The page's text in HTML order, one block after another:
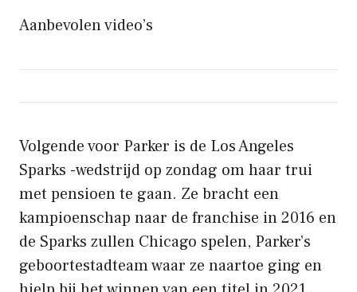
Aanbevolen video’s
Volgende voor Parker is de Los Angeles
Sparks -wedstrijd op zondag om haar trui
met pensioen te gaan. Ze bracht een
kampioenschap naar de franchise in 2016 en
de Sparks zullen Chicago spelen, Parker’s
geboortestadteam waar ze naartoe ging en